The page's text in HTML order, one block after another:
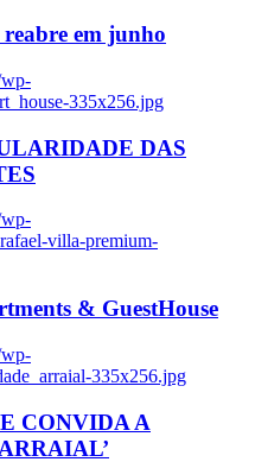
em junho
335x256.jpg
DAS
villa-premium-
& GuestHouse
335x256.jpg
CONVIDA A